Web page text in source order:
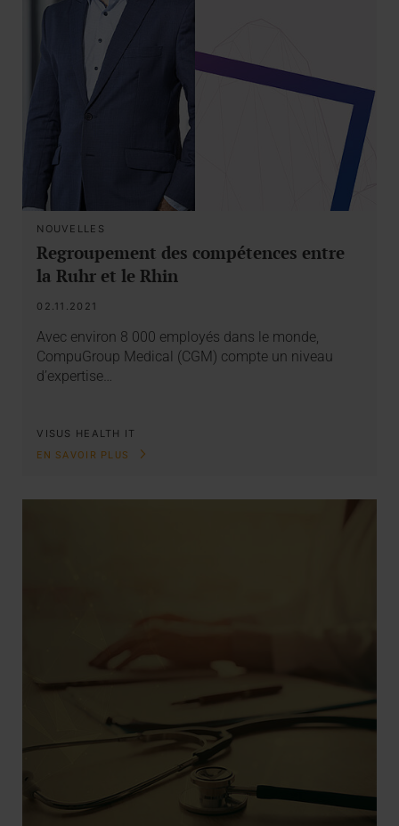
NOUVELLES
Regroupement des compétences entre
la Ruhr et le Rhin
02.11.2021
Avec environ 8 000 employés dans le monde,
CompuGroup Medical (CGM) compte un niveau
d’expertise…
VISUS HEALTH IT
EN SAVOIR PLUS